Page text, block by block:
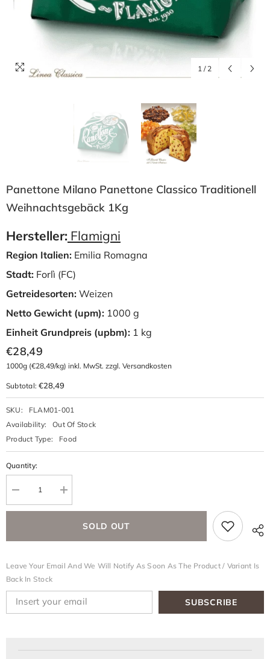
1 / 2
Panettone Milano Panettone Classico Traditionell
Weihnachtsgebäck 1Kg
Hersteller: Flamigni
Region Italien: Emilia Romagna
Stadt: Forlì (FC)
Getreidesorten: Weizen
Netto Gewicht (upm): 1000 g
Einheit Grundpreis (upbm): 1 kg
€28,49
1000g (€28,49/kg) inkl. MwSt. zzgl. Versandkosten
Subtotal:€28,49
SKU:
FLAM01-001
Availability:
Out Of Stock
Product Type:
Food
Quantity:
SOLD OUT
Leave Your Email And We Will Notify As Soon As The Product / Variant Is
Back In Stock
SUBSCRIBE